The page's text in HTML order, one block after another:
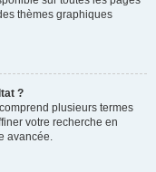
thèmes graphiques
?
plusieurs termes
votre recherche en
avancée.